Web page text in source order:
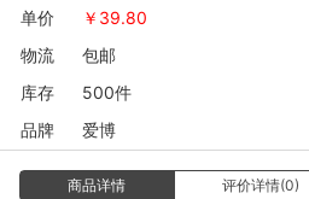
单价 ￥ 39.80
物流
包邮
库存
500件
品牌
爱博
商品详情 评价详情(0)